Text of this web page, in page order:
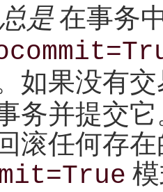
总是在事务
如果没有
务并提交
滚任何存